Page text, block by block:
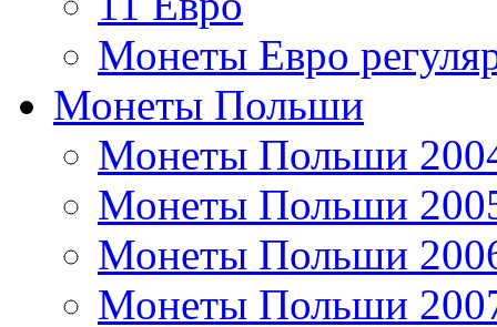
Монеты Евро
Монеты Польши
Монеты Польши
Монеты Польши
Монеты Польши
Монеты Польши